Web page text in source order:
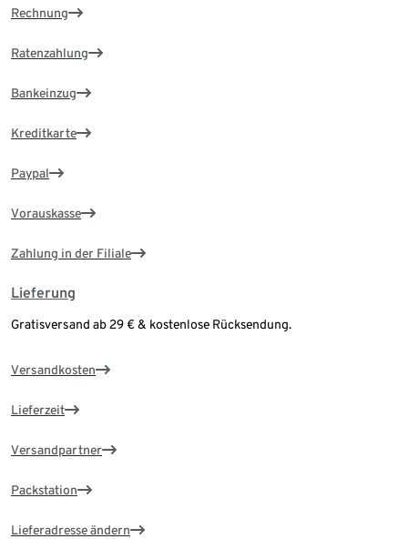
Rechnung
Ratenzahlung
Bankeinzug
Kreditkarte
Paypal
Vorauskasse
Zahlung in der Filiale
Lieferung
Gratisversand ab 29 € & kostenlose Rücksendung.
Versandkosten
Lieferzeit
Versandpartner
Packstation
Lieferadresse ändern